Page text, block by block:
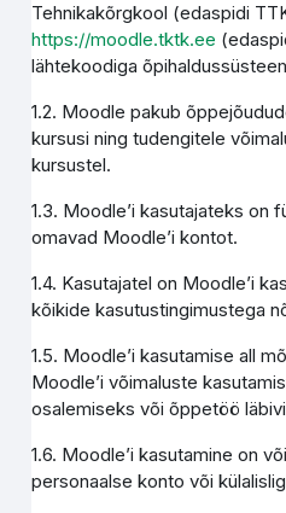
Tehnikakõrgkool (edaspidi
https://moodle.tktk.ee
lähtekoodiga
1.2. Moodle pakub
kursusi ning tudengitele
kursustel.
1.3. Moodle’i kasutajateks on
omavad Moodle’i kontot.
1.4. Kasutajatel on Moodle’i
kõikide kasutustingimustega
1.5. Moodle’i kasutamise all
Moodle’i võimaluste
osalemiseks või õppetöö
1.6. Moodle’i kasutamine on
personaalse konto või